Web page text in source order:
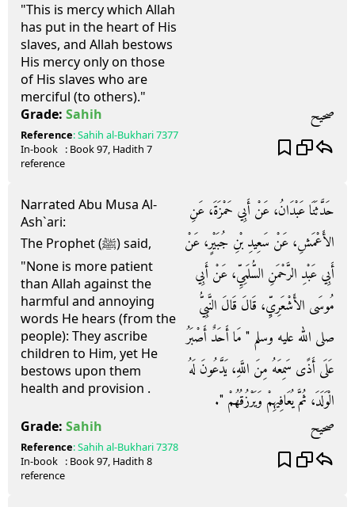
"This is mercy which Allah
has put in the heart of His
slaves, and Allah bestows
His mercy only on those
of His slaves who are
merciful (to others)."
Grade: Sahih صحيح
Reference:Sahih al-Bukhari7377
In-book
reference
: Book97, Hadith 7
Narrated Abu Musa Al-
Ash`ari:
The Prophet (ﷺ) said,
"None is more patient
than Allah against the
harmful and annoying
words He hears (from the
people): They ascribe
children to Him, yet He
bestows upon them
health and provision .
حَدَّثَنَا عَبْدَانُ، عَنْ أَبِي حَمْزَةَ، عَنِ
الأَعْمَشِ، عَنْ سَعِيدِ بْنِ جُبَيْرٍ، عَنْ
أَبِي عَبْدِ الرَّحْمَنِ السُّلَمِيِّ، عَنْ أَبِي
مُوسَى الأَشْعَرِيِّ، قَالَ قَالَ النَّبِيُّ
صلى الله عليه وسلم ‏"‏ مَا أَحَدٌ أَصْبَرُ
عَلَى أَذًى سَمِعَهُ مِنَ اللَّهِ، يَدَّعُونَ لَهُ
الْوَلَدَ، ثُمَّ يُعَافِيهِمْ وَيَرْزُقُهُمْ ‏"‏‏.‏
Grade: Sahih صحيح
Reference:Sahih al-Bukhari7378
In-book
reference
: Book97, Hadith 8